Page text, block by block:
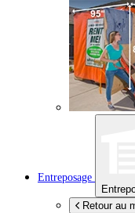
Entreposage
Retour au